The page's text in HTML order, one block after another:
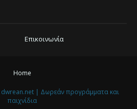
Επικοινωνία
Home
dwrean.net | Δωρεάν προγράμματα και
παιχνίδια